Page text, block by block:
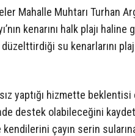
Mahalle Muhtarı Turhan
kenarını halk plajı
su kenarlarını
yaptığı hizmette beklentisi
destek olabileceğini
çayın serin